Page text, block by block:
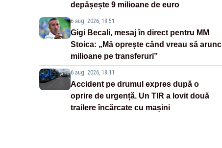
depășește 9 milioane de euro
6 aug. 2026, 18:51
Gigi Becali, mesaj în direct pentru MM
Stoica: „Mă oprește când vreau să arunc
milioane pe transferuri”
6 aug. 2026, 18:11
Accident pe drumul expres după o
oprire de urgență. Un TIR a lovit două
trailere încărcate cu mașini